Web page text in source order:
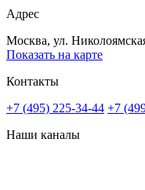
Адрес
Москва, ул.
Показать на карте
Контакты
+7 (495) 225-34-44 +7
Наши каналы